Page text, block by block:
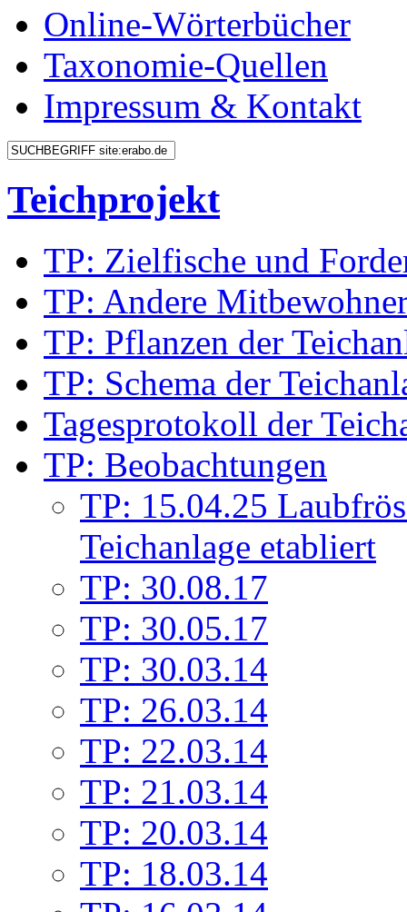
Online-Wörterbücher
Taxonomie-Quellen
Impressum & Kontakt
Teichprojekt
TP: Zielfische und
TP: Andere
TP: Pflanzen der
TP: Schema der
Tagesprotokoll der
TP: Beobachtungen
TP: 15.04.25
Teichanlage etabliert
TP: 30.08.17
TP: 30.05.17
TP: 30.03.14
TP: 26.03.14
TP: 22.03.14
TP: 21.03.14
TP: 20.03.14
TP: 18.03.14